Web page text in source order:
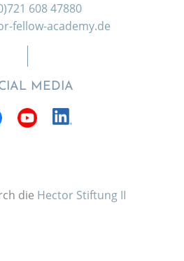
608 47880
fellow-academy.de
MEDIA
die Hector Stiftung II